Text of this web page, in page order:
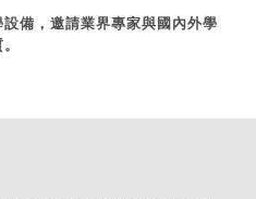
備，邀請業界專家與國內外學